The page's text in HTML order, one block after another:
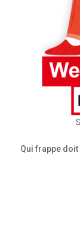
Qui frappe